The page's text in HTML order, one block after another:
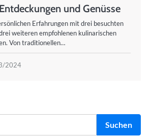
und Genüsse
Erfahrungen mit drei besuchten
weiteren empfohlenen kulinarischen
Von traditionellen…
2024
Suchen